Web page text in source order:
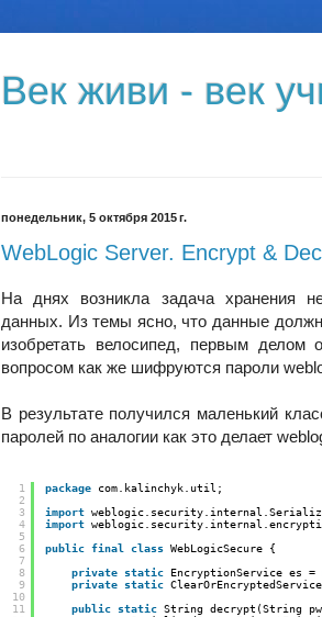
Век живи - век
понедельник, 5 октября 2015 г.
WebLogic Server. Encrypt &
На днях возникла задача хранения
данных. Из темы ясно, что данные
изобретать велосипед, первым делом
вопросом как же шифруются пароли
В результате получился маленький
паролей по аналогии как это делает
1
2
3
4
5
6
7
8
9
10
11
package
com.kalinchyk.util;
import
import
public final class WebLogicSecure {
private static EncryptionService es =
private static
public static String decrypt(String